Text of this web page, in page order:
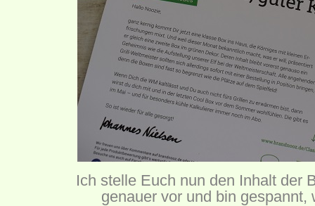
Ich stelle Euch nun den Inhalt der
genauer vor und bin gespannt,